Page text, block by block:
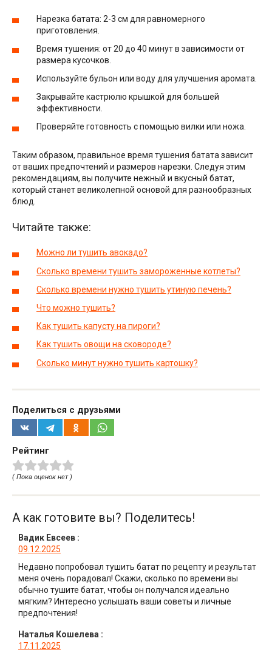
Нарезка батата: 2-3 см для равномерного
приготовления.
Время тушения: от 20 до 40 минут в зависимости от
размера кусочков.
Используйте бульон или воду для улучшения аромата.
Закрывайте кастрюлю крышкой для большей
эффективности.
Проверяйте готовность с помощью вилки или ножа.
Таким образом, правильное время тушения батата зависит
от ваших предпочтений и размеров нарезки. Следуя этим
рекомендациям, вы получите нежный и вкусный батат,
который станет великолепной основой для разнообразных
блюд.
Читайте также:
Можно ли тушить авокадо?
Сколько времени тушить замороженные котлеты?
Сколько времени нужно тушить утиную печень?
Что можно тушить?
Как тушить капусту на пироги?
Как тушить овощи на сковороде?
Сколько минут нужно тушить картошку?
Поделиться с друзьями
Рейтинг
( Пока оценок нет )
А как готовите вы? Поделитесь!
Вадик Евсеев :
09.12.2025
Недавно попробовал тушить батат по рецепту и результат
меня очень порадовал! Скажи, сколько по времени вы
обычно тушите батат, чтобы он получался идеально
мягким? Интересно услышать ваши советы и личные
предпочтения!
Наталья Кошелева :
17.11.2025